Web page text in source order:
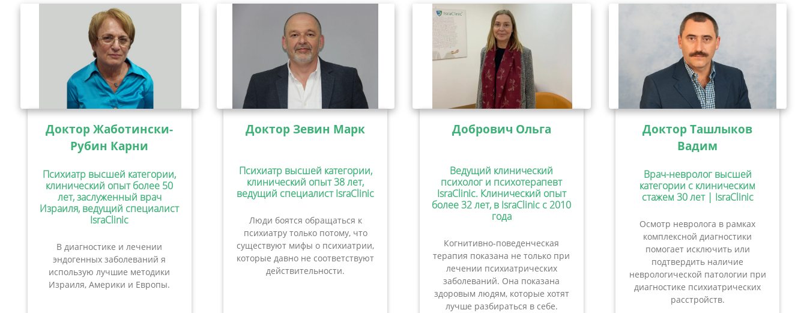
Доктор Жаботински-
Рубин Карни
Психиатр высшей категории,
клинический опыт более 50
лет, заслуженный врач
Израиля, ведущий специалист
IsraClinic
В диагностике и лечении
эндогенных заболеваний я
использую лучшие методики
Израиля, Америки и Европы.
Доктор Зевин Марк
Психиатр высшей категории,
клинический опыт 38 лет,
ведущий специалист IsraClinic
Люди боятся обращаться к
психиатру только потому, что
существуют мифы о психиатрии,
которые давно не соответствуют
действительности.
Добрович Ольга
Ведущий клинический
психолог и психотерапевт
IsraClinic. Клинический опыт
более 32 лет, в IsraClinic с 2010
года
Когнитивно-поведенческая
терапия показана не только при
лечении психиатрических
заболеваний. Она показана
здоровым людям, которые хотят
лучше разбираться в себе.
Доктор Ташлыков
Вадим
Врач-невролог высшей
категории с клиническим
стажем 30 лет | IsraClinic
Осмотр невролога в рамках
комплексной диагностики
помогает исключить или
подтвердить наличие
неврологической патологии при
диагностике психиатрических
расстройств.